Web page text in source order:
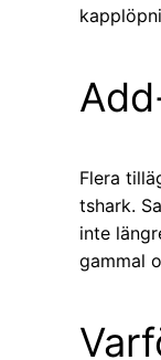
Flera
tshark.
inte
gammal